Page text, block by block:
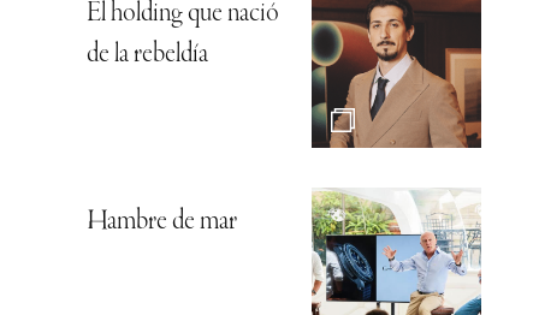
El holding que nació
de la rebeldía
Hambre de mar